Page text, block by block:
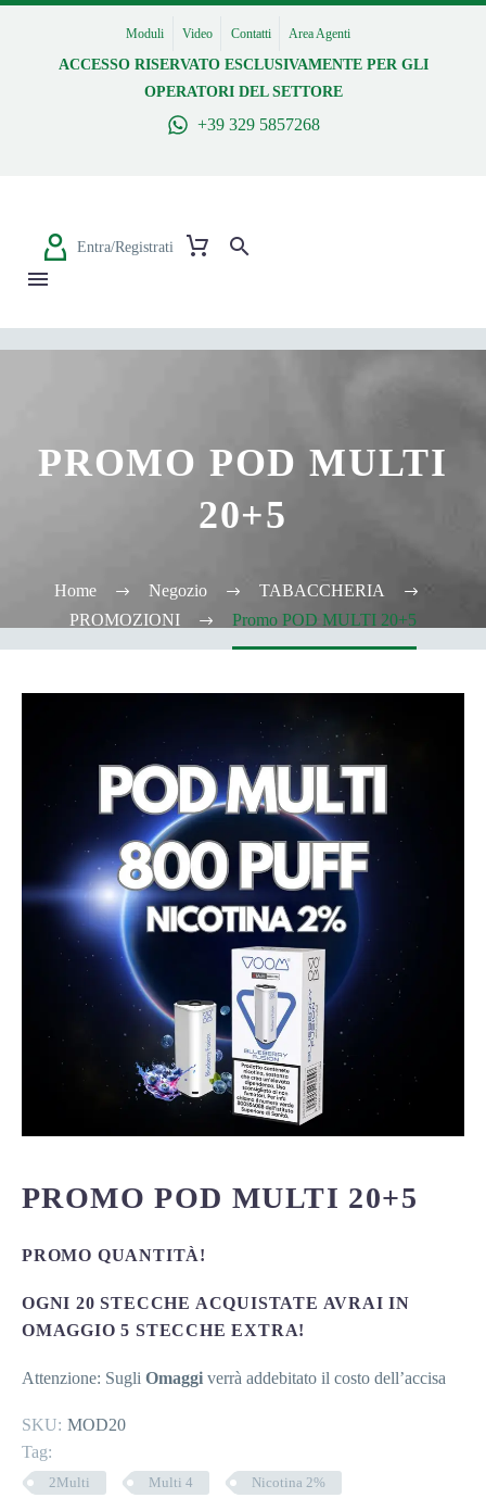
Moduli Video Contatti Area Agenti
ACCESSO RISERVATO ESCLUSIVAMENTE PER GLI
OPERATORI DEL SETTORE
+39 329 5857268
Entra/Registrati
PROMO POD MULTI
20+5
Home Negozio
TABACCHERIA
PROMOZIONI
Promo POD MULTI 20+5
PROMO POD MULTI 20+5
PROMO QUANTITÀ!
OGNI 20 STECCHE ACQUISTATE AVRAI IN
OMAGGIO 5 STECCHE EXTRA!
Attenzione: Sugli Omaggi verrà addebitato il costo dell’accisa
SKU: MOD20
Tag:
2Multi Multi 4 Nicotina 2%